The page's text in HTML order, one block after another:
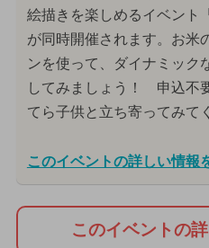
絵描きを楽しめるイベント
が同時開催されます。お米
ンを使って、ダイナミック
してみましょう！ 申込不
てら子供と立ち寄ってみて
このイベントの詳しい情報
このイベントの